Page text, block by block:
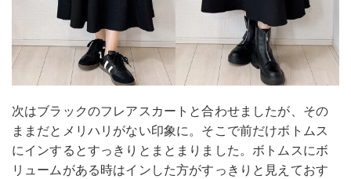
次はブラックのフレアスカートと合わせましたが、その
ままだとメリハリがない印象に。そこで前だけボトムス
にインするとすっきりとまとまりました。ボトムスにボ
リュームがある時はインした方がすっきりと見えておす